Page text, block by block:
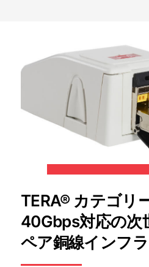
TERA® カテゴリ
40Gbps対応の次
ペア銅線インフラ